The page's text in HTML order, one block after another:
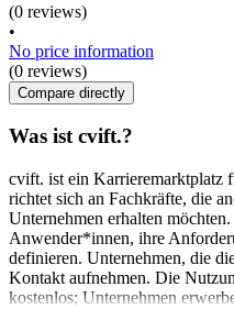
(0 reviews)
•
No price information
(0 reviews)
Compare directly
Was ist cvift.?
cvift. ist ein Karrieremarktplatz
richtet sich an Fachkräfte, die
Unternehmen erhalten
Anwender*innen, ihre
definieren. Unternehmen, die
Kontakt aufnehmen. Die
kostenlos; Unternehmen